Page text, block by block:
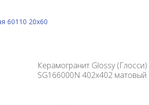
60110 20х60
Керамогранит Glossy
SG166000N 402x402 матовый